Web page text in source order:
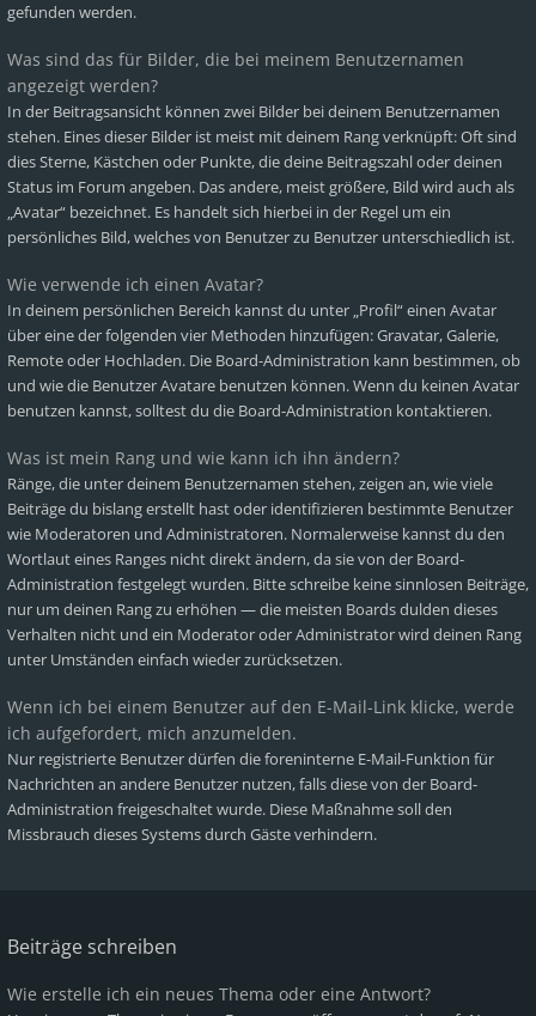
gefunden werden.
Was sind das für Bilder, die bei meinem Benutzernamen
angezeigt werden?
In der Beitragsansicht können zwei Bilder bei deinem Benutzernamen
stehen. Eines dieser Bilder ist meist mit deinem Rang verknüpft: Oft sind
dies Sterne, Kästchen oder Punkte, die deine Beitragszahl oder deinen
Status im Forum angeben. Das andere, meist größere, Bild wird auch als
„Avatar“ bezeichnet. Es handelt sich hierbei in der Regel um ein
persönliches Bild, welches von Benutzer zu Benutzer unterschiedlich ist.
Wie verwende ich einen Avatar?
In deinem persönlichen Bereich kannst du unter „Profil“ einen Avatar
über eine der folgenden vier Methoden hinzufügen: Gravatar, Galerie,
Remote oder Hochladen. Die Board-Administration kann bestimmen, ob
und wie die Benutzer Avatare benutzen können. Wenn du keinen Avatar
benutzen kannst, solltest du die Board-Administration kontaktieren.
Was ist mein Rang und wie kann ich ihn ändern?
Ränge, die unter deinem Benutzernamen stehen, zeigen an, wie viele
Beiträge du bislang erstellt hast oder identifizieren bestimmte Benutzer
wie Moderatoren und Administratoren. Normalerweise kannst du den
Wortlaut eines Ranges nicht direkt ändern, da sie von der Board-
Administration festgelegt wurden. Bitte schreibe keine sinnlosen Beiträge,
nur um deinen Rang zu erhöhen — die meisten Boards dulden dieses
Verhalten nicht und ein Moderator oder Administrator wird deinen Rang
unter Umständen einfach wieder zurücksetzen.
Wenn ich bei einem Benutzer auf den E-Mail-Link klicke, werde
ich aufgefordert, mich anzumelden.
Nur registrierte Benutzer dürfen die foreninterne E-Mail-Funktion für
Nachrichten an andere Benutzer nutzen, falls diese von der Board-
Administration freigeschaltet wurde. Diese Maßnahme soll den
Missbrauch dieses Systems durch Gäste verhindern.
Beiträge schreiben
Wie erstelle ich ein neues Thema oder eine Antwort?